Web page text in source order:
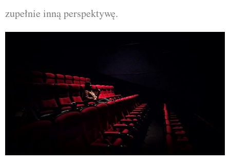
zupełnie inną perspektywę.